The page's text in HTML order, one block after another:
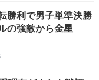
勝利で男子単準決勝
の強敵から金星